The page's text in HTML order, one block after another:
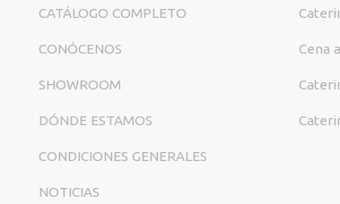
CATÁLOGO COMPLETO
CONÓCENOS
SHOWROOM
DÓNDE ESTAMOS
CONDICIONES GENERALES
NOTICIAS
Cena